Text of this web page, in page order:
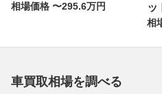
相場価格 〜295.6万円
ッ
相
車買取相場を調べる